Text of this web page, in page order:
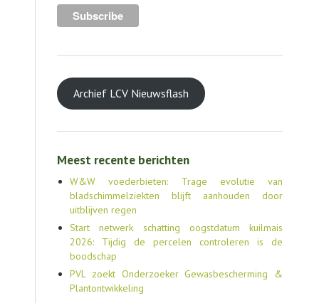
Archief LCV Nieuwsflash
Meest recente berichten
W&W voederbieten: Trage evolutie van
bladschimmelziekten blijft aanhouden door
uitblijven regen
Start netwerk schatting oogstdatum kuilmais
2026: Tijdig de percelen controleren is de
boodschap
PVL zoekt Onderzoeker Gewasbescherming &
Plantontwikkeling